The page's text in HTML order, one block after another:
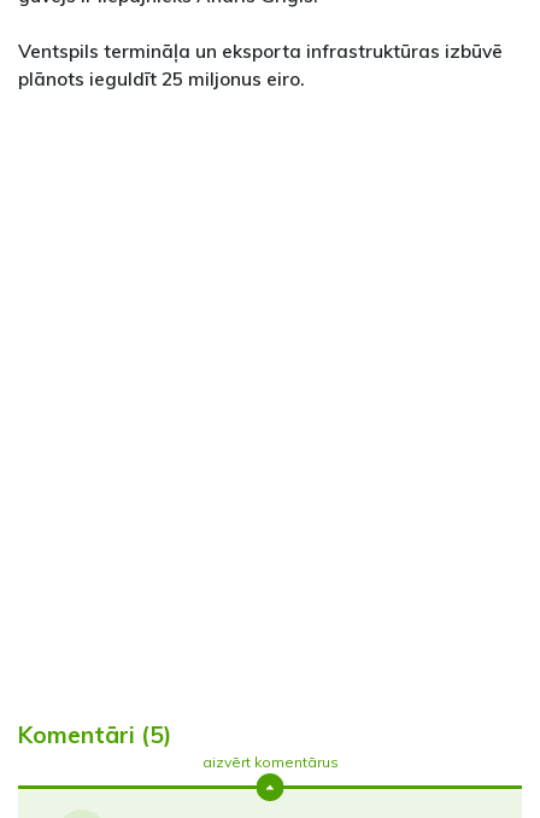
Ventspils termināļa un eksporta infrastruktūras izbūvē
plānots ieguldīt 25 miljonus eiro.
Komentāri (5)
aizvērt komentārus